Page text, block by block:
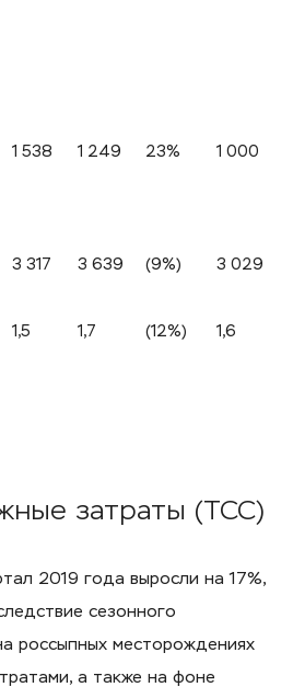
1 538 1 249 23% 1 000
3 317 3 639 (9%) 3 029
1,5 1,7 (12%) 1,6
затраты (TCC)
2019 года выросли на 17%,
сезонного
россыпных месторождениях
а также на фоне